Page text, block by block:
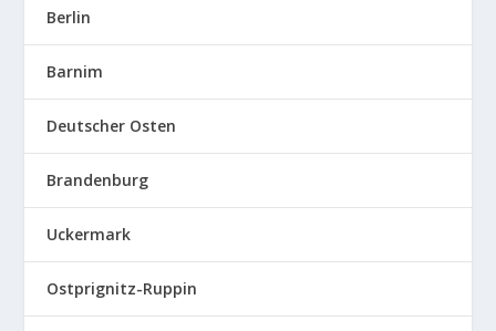
Berlin
Barnim
Deutscher Osten
Brandenburg
Uckermark
Ostprignitz-Ruppin